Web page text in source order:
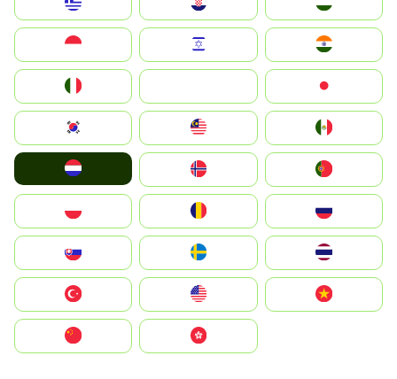
South Korea
United States
中國香港特別行政區